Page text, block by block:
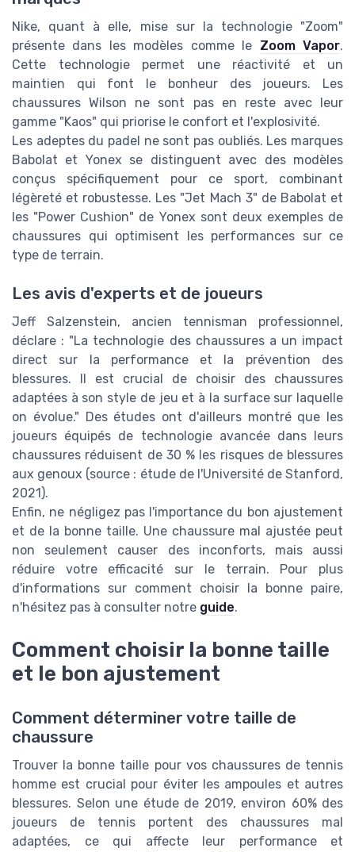
Nike, quant à elle, mise sur la technologie "Zoom"
présente dans les modèles comme le Zoom Vapor.
Cette technologie permet une réactivité et un
maintien qui font le bonheur des joueurs. Les
chaussures Wilson ne sont pas en reste avec leur
gamme "Kaos" qui priorise le confort et l'explosivité.
Les adeptes du padel ne sont pas oubliés. Les marques
Babolat et Yonex se distinguent avec des modèles
conçus spécifiquement pour ce sport, combinant
légèreté et robustesse. Les "Jet Mach 3" de Babolat et
les "Power Cushion" de Yonex sont deux exemples de
chaussures qui optimisent les performances sur ce
type de terrain.
Les avis d'experts et de joueurs
Jeff Salzenstein, ancien tennisman professionnel,
déclare : "La technologie des chaussures a un impact
direct sur la performance et la prévention des
blessures. Il est crucial de choisir des chaussures
adaptées à son style de jeu et à la surface sur laquelle
on évolue." Des études ont d'ailleurs montré que les
joueurs équipés de technologie avancée dans leurs
chaussures réduisent de 30 % les risques de blessures
aux genoux (source : étude de l'Université de Stanford,
2021).
Enfin, ne négligez pas l'importance du bon ajustement
et de la bonne taille. Une chaussure mal ajustée peut
non seulement causer des inconforts, mais aussi
réduire votre efficacité sur le terrain. Pour plus
d'informations sur comment choisir la bonne paire,
n'hésitez pas à consulter notre guide.
Comment choisir la bonne taille
et le bon ajustement
Comment déterminer votre taille de
chaussure
Trouver la bonne taille pour vos chaussures de tennis
homme est crucial pour éviter les ampoules et autres
blessures. Selon une étude de 2019, environ 60% des
joueurs de tennis portent des chaussures mal
adaptées, ce qui affecte leur performance et